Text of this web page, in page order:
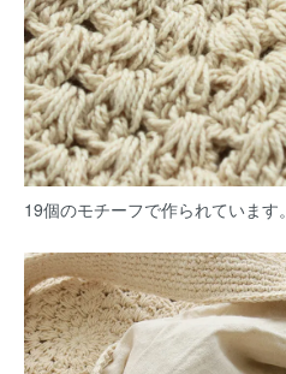
19個のモチーフで作られています。